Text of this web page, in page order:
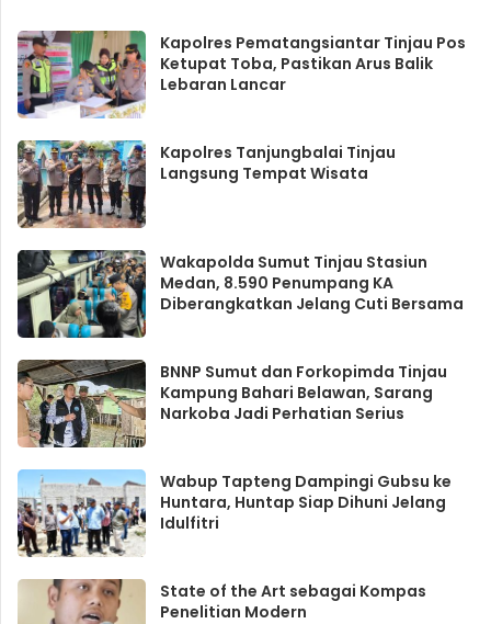
Kapolres Pematangsiantar Tinjau Pos
Ketupat Toba, Pastikan Arus Balik
Lebaran Lancar
Kapolres Tanjungbalai Tinjau
Langsung Tempat Wisata
Wakapolda Sumut Tinjau Stasiun
Medan, 8.590 Penumpang KA
Diberangkatkan Jelang Cuti Bersama
BNNP Sumut dan Forkopimda Tinjau
Kampung Bahari Belawan, Sarang
Narkoba Jadi Perhatian Serius
Wabup Tapteng Dampingi Gubsu ke
Huntara, Huntap Siap Dihuni Jelang
Idulfitri
State of the Art sebagai Kompas
Penelitian Modern